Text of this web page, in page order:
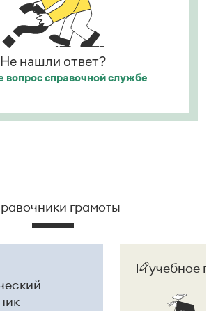
из корыстных побуждений
и «Признание аудитории»
Не нашли ответ?
вопроссправочной службе
грамоты
учебное